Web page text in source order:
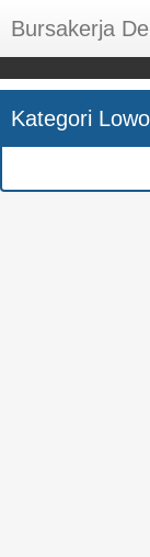
Bursakerja
About Me
Disclaimer
Kategori